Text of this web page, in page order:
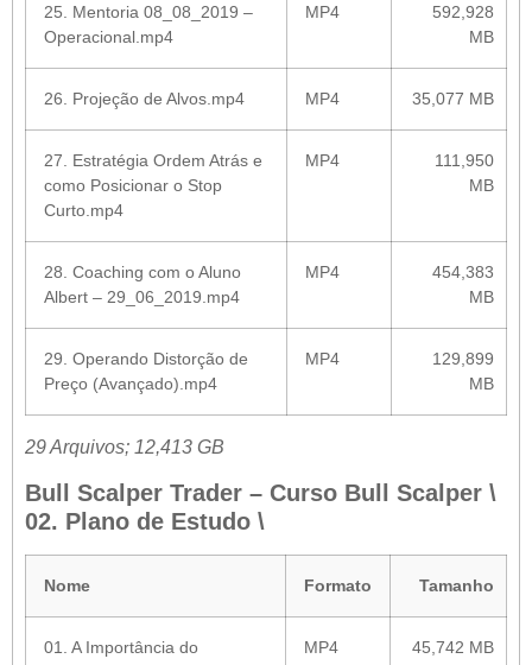
25. Mentoria 08_08_2019 –
Operacional.mp4
MP4
592,928
MB
26. Projeção de Alvos.mp4 MP4 35,077 MB
27. Estratégia Ordem Atrás e
como Posicionar o Stop
Curto.mp4
MP4
111,950
MB
28. Coaching com o Aluno
Albert – 29_06_2019.mp4
MP4
454,383
MB
29. Operando Distorção de
Preço (Avançado).mp4
MP4
129,899
MB
29 Arquivos; 12,413 GB
Bull Scalper Trader – Curso Bull Scalper \
02. Plano de Estudo \
Nome Formato Tamanho
01. A Importância do
MP4 45,742 MB